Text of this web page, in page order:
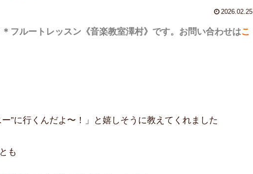
2026.02.25
フルートレッスン 《音楽教室澤村》です。お問い合わせはこ
”に行くんだよ〜！」と嬉しそうに教えてくれました
も